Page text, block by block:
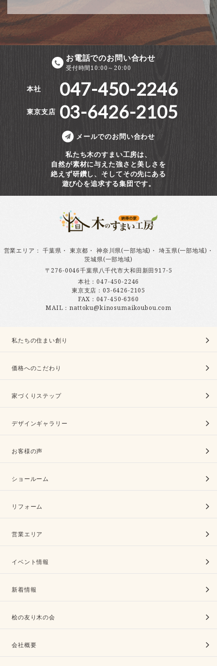
お電話でのお問い合わせ
受付時間10:00～20:00
本社 047-450-2246
東京支店 03-6426-2105
メールでのお問い合わせ
私たち木のすまい工房は、
自然が素材に与えた強さと美しさを
絶えず研鑽し、そしてその先にある
遊び心を追求する集団です。
営業エリア ：千葉県 ・ 東京都 ・ 神奈川県(一部地域) ・ 埼玉県(一部地域) ・
茨城県(一部地域)
〒276-0046千葉県八千代市大和田新田917-5
本社：047-450-2246
東京支店：03-6426-2105
FAX：047-450-6360
MAIL：nattoku@kinosumaikoubou.com
私たちの住まい創り
価格へのこだわり
家づくりステップ
デザインギャラリー
お客様の声
ショールーム
リフォーム
営業エリア
イベント情報
新着情報
桧の友り木の会
会社概要